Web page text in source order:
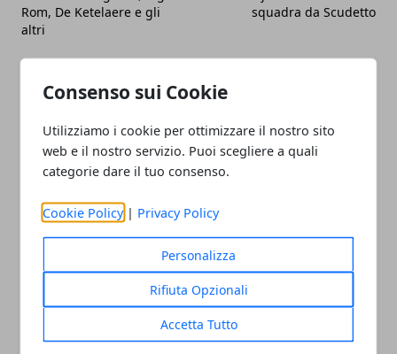
Consenso sui Cookie
Utilizziamo i cookie per ottimizzare il nostro sito
web e il nostro servizio. Puoi scegliere a quali
categorie dare il tuo consenso.
Cookie Policy | Privacy Policy
Personalizza
Rifiuta Opzionali
Accetta Tutto
Rom, De Ketelaere e gli
altri
squadra da Scudetto
Redazione
ARTICOLI CORRELATI